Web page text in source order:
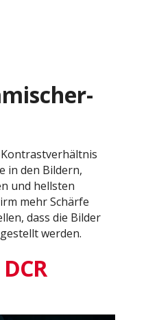
in den Bildern,
und hellsten
mehr Schärfe
dass die Bilder
werden.